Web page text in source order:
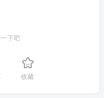
下吧
收藏